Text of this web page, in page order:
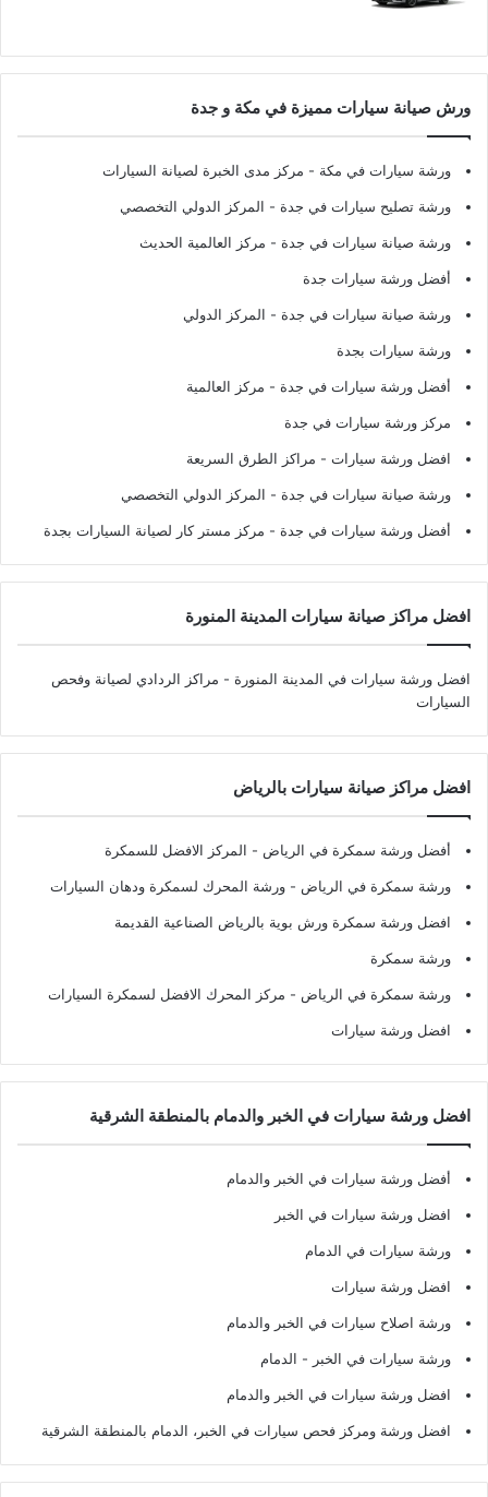
ورش صيانة سيارات مميزة في مكة و جدة
ورشة سيارات في مكة - مركز مدى الخبرة لصيانة السيارات
ورشة تصليح سيارات في جدة - المركز الدولي التخصصي
ورشة صيانة سيارات في جدة - مركز العالمية الحديث
أفضل ورشة سيارات جدة
ورشة صيانة سيارات في جدة - المركز الدولي
ورشة سيارات بجدة
أفضل ورشة سيارات في جدة - مركز العالمية
مركز ورشة سيارات في جدة
افضل ورشة سيارات - مراكز الطرق السريعة
ورشة صيانة سيارات في جدة - المركز الدولي التخصصي
أفضل ورشة سيارات في جدة - مركز مستر كار لصيانة السيارات بجدة
افضل مراكز صيانة سيارات المدينة المنورة
افضل ورشة سيارات في المدينة المنورة - مراكز الردادي لصيانة وفحص
السيارات
افضل مراكز صيانة سيارات بالرياض
أفضل ورشة سمكرة في الرياض - المركز الافضل للسمكرة
ورشة سمكرة في الرياض - ورشة المحرك لسمكرة ودهان السيارات
افضل ورشة سمكرة ورش بوية بالرياض الصناعية القديمة
ورشة سمكرة
ورشة سمكرة في الرياض - مركز المحرك الافضل لسمكرة السيارات
افضل ورشة سيارات
افضل ورشة سيارات في الخبر والدمام بالمنطقة الشرقية
أفضل ورشة سيارات في الخبر والدمام
افضل ورشة سيارات في الخبر
ورشة سيارات في الدمام
افضل ورشة سيارات
ورشة اصلاح سيارات في الخبر والدمام
ورشة سيارات في الخبر - الدمام
افضل ورشة سيارات في الخبر والدمام
افضل ورشة ومركز فحص سيارات في الخبر، الدمام بالمنطقة الشرقية